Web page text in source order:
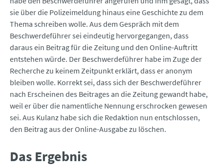
sie über die Polizeimeldung hinaus eine Geschichte zu dem
Thema schreiben wolle. Aus dem Gespräch mit dem
Beschwerdeführer sei eindeutig hervorgegangen, dass
daraus ein Beitrag für die Zeitung und den Online-Auftritt
entstehen würde. Der Beschwerdeführer habe im Zuge der
Recherche zu keinem Zeitpunkt erklärt, dass er anonym
bleiben wolle. Korrekt sei, dass sich der Beschwerdeführer
nach Erscheinen des Beitrages an die Zeitung gewandt habe,
weil er über die namentliche Nennung erschrocken gewesen
sei. Aus Kulanz habe sich die Redaktion nun entschlossen,
den Beitrag aus der Online-Ausgabe zu löschen.
Das Ergebnis